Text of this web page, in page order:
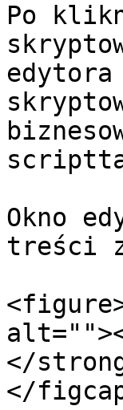
Po
Okno
treści
</
</